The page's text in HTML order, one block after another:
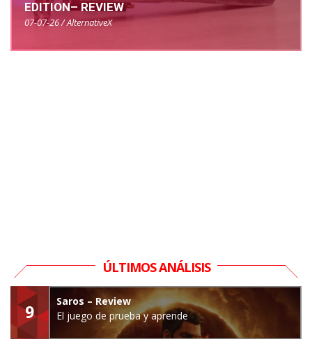
EDITION– REVIEW
07-07-26 / AlternativeX
ÚLTIMOS ANÁLISIS
9
Saros – Review
El juego de prueba y aprende